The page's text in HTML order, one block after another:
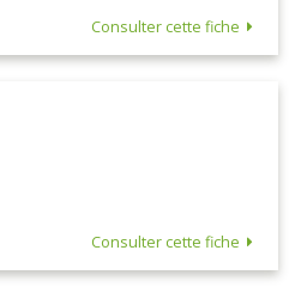
Consulter cette fiche
Consulter cette fiche